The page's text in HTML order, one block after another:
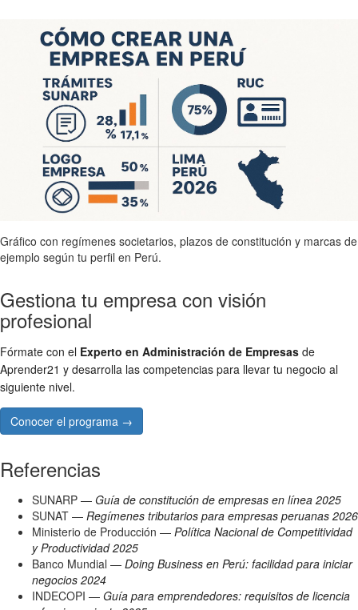
Gráfico con regímenes societarios, plazos de constitución y marcas de
ejemplo según tu perfil en Perú.
Gestiona tu empresa con visión
profesional
Fórmate con el Experto en Administración de Empresas de
Aprender21 y desarrolla las competencias para llevar tu negocio al
siguiente nivel.
Conocer el programa →
Referencias
SUNARP — Guía de constitución de empresas en línea 2025
SUNAT — Regímenes tributarios para empresas peruanas 2026
Ministerio de Producción — Política Nacional de Competitividad
y Productividad 2025
Banco Mundial — Doing Business en Perú: facilidad para iniciar
negocios 2024
INDECOPI — Guía para emprendedores: requisitos de licencia